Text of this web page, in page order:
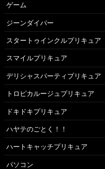
ゲーム
ジーンダイバー
スタートゥインクルプリキュア
スマイルプリキュア
デリシャスパーティプリキュア
トロピカルージュプリキュア
ドキドキプリキュア
ハヤテのごとく！！
ハートキャッチプリキュア
パソコン